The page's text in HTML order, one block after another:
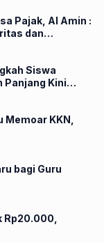
Pajak, Al Amin :
dan
Siswa
Panjang Kini
KKN,
bagi Guru
Rp20.000,